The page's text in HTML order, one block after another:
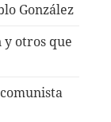
González
y otros que